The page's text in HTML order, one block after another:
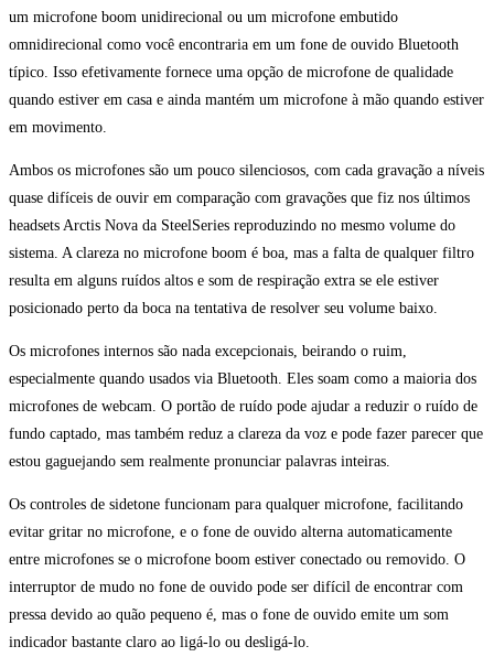
um microfone boom unidirecional ou um microfone embutido
omnidirecional como você encontraria em um fone de ouvido Bluetooth
típico. Isso efetivamente fornece uma opção de microfone de qualidade
quando estiver em casa e ainda mantém um microfone à mão quando estiver
em movimento.
Ambos os microfones são um pouco silenciosos, com cada gravação a níveis
quase difíceis de ouvir em comparação com gravações que fiz nos últimos
headsets Arctis Nova da SteelSeries reproduzindo no mesmo volume do
sistema. A clareza no microfone boom é boa, mas a falta de qualquer filtro
resulta em alguns ruídos altos e som de respiração extra se ele estiver
posicionado perto da boca na tentativa de resolver seu volume baixo.
Os microfones internos são nada excepcionais, beirando o ruim,
especialmente quando usados via Bluetooth. Eles soam como a maioria dos
microfones de webcam. O portão de ruído pode ajudar a reduzir o ruído de
fundo captado, mas também reduz a clareza da voz e pode fazer parecer que
estou gaguejando sem realmente pronunciar palavras inteiras.
Os controles de sidetone funcionam para qualquer microfone, facilitando
evitar gritar no microfone, e o fone de ouvido alterna automaticamente
entre microfones se o microfone boom estiver conectado ou removido. O
interruptor de mudo no fone de ouvido pode ser difícil de encontrar com
pressa devido ao quão pequeno é, mas o fone de ouvido emite um som
indicador bastante claro ao ligá-lo ou desligá-lo.